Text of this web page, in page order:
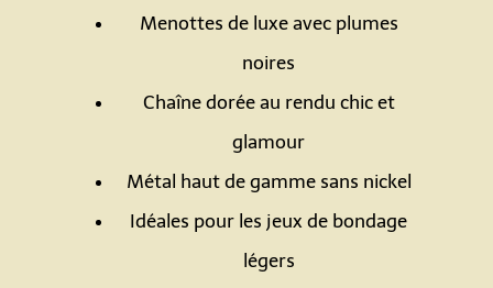
Menottes de luxe avec plumes
noires
Chaîne dorée au rendu chic et
glamour
Métal haut de gamme sans nickel
Idéales pour les jeux de bondage
légers